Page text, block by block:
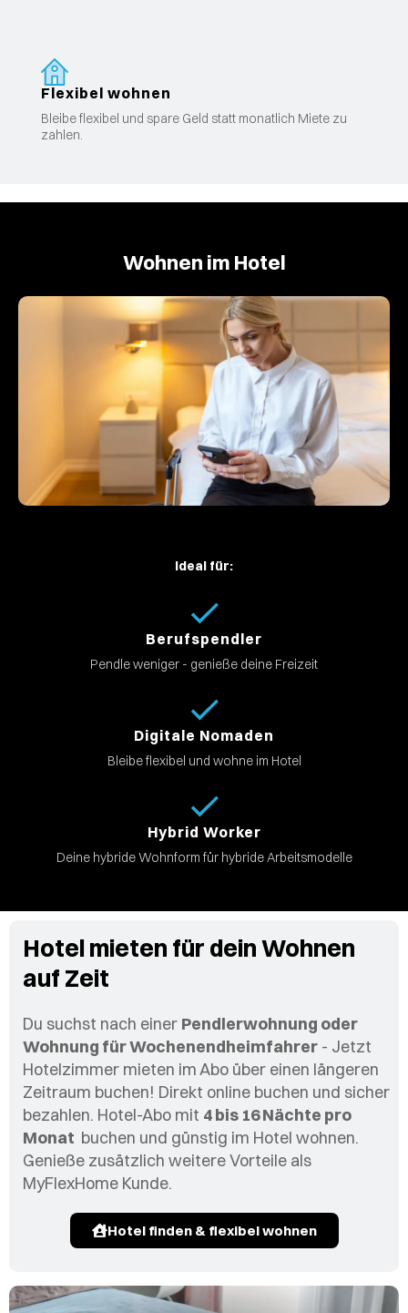
Flexibel wohnen
Bleibe flexibel und spare Geld statt monatlich Miete zu
zahlen.
Wohnen im Hotel
Ideal für:
Berufspendler
Pendle weniger - genieße deine Freizeit
Digitale Nomaden
Bleibe flexibel und wohne im Hotel
Hybrid Worker
Deine hybride Wohnform für hybride Arbeitsmodelle
Hotel mieten für dein Wohnen
auf Zeit
Du suchst nach einer Pendlerwohnung oder
Wohnung für Wochenendheimfahrer - Jetzt
Hotelzimmer mieten im Abo über einen längeren
Zeitraum buchen! Direkt online buchen und sicher
bezahlen. Hotel-Abo mit 4 bis 16 Nächte pro
Monat buchen und günstig im Hotel wohnen.
Genieße zusätzlich weitere Vorteile als
MyFlexHome Kunde.
Hotel finden & flexibel wohnen